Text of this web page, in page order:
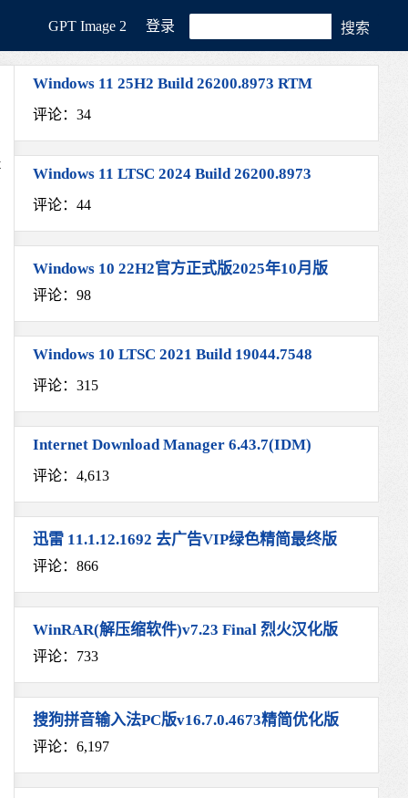
GРT Image 2 登录
Windows 11 25H2 Build 26200.8973 RTM
评论：34
Windows 11 LTSC 2024 Build 26200.8973
评论：44
Windows 10 22H2官方正式版2025年10月版
评论：98
Windows 10 LTSC 2021 Build 19044.7548
评论：315
Internet Download Manager 6.43.7(IDM)
评论：4,613
迅雷 11.1.12.1692 去广告VIP绿色精简最终版
评论：866
WinRAR(解压缩软件)v7.23 Final 烈火汉化版
评论：733
搜狗拼音输入法PC版v16.7.0.4673精简优化版
评论：6,197